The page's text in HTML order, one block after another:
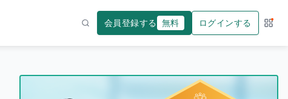
会員登録する 無料 ログインする サー